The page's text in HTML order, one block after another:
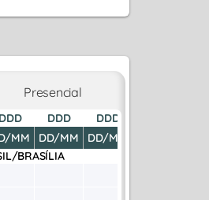
Presencial
DDD
MM
DDD
DD/MM
DDD
DD/MM
BRASÍLIA